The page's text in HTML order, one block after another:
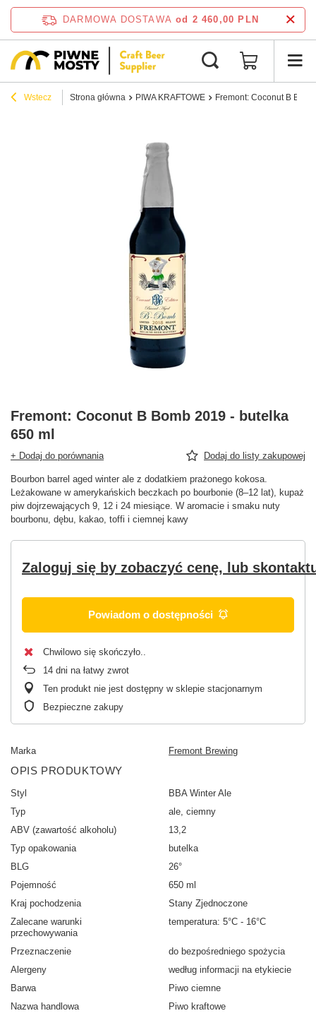
DARMOWA DOSTAWA od 2 460,00 PLN
Wstecz Strona główna PIWA KRAFTOWE Fremont: Coconut B
Fremont: Coconut B Bomb 2019 - butelka
650 ml
+ Dodaj do porównania Dodaj do listy zakupowej
Bourbon barrel aged winter ale z dodatkiem prażonego kokosa.
Leżakowane w amerykańskich beczkach po bourbonie (8–12 lat), kupaż
piw dojrzewających 9, 12 i 24 miesiące. W aromacie i smaku nuty
bourbonu, dębu, kakao, toffi i ciemnej kawy
Zaloguj się by zobaczyć cenę, lub
Powiadom o dostępności
Chwilowo się skończyło.
14 dni na łatwy zwrot
Ten produkt nie jest dostępny w sklepie stacjonarnym
Bezpieczne zakupy
Marka Fremont Brewing
OPIS PRODUKTOWY
Styl
BBA Winter Ale
Typ
ale, ciemny
ABV (zawartość alkoholu)
13,2
Typ opakowania
butelka
BLG
26°
Pojemność
650 ml
Kraj pochodzenia
Stany Zjednoczone
Zalecane warunki
przechowywania
temperatura: 5°C - 16°C
Przeznaczenie
do bezpośredniego spożycia
Alergeny
według informacji na etykiecie
Barwa
Piwo ciemne
Nazwa handlowa
Piwo kraftowe